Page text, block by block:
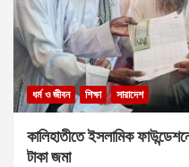
ধর্ম ও জীবন শিক্ষা সারাদেশ
কালিহাতীতে ইসলামিক
টাকা জমা